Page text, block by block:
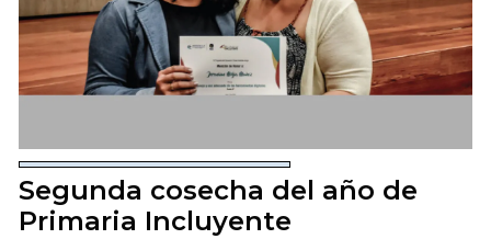
Segunda cosecha del año de
Primaria Incluyente